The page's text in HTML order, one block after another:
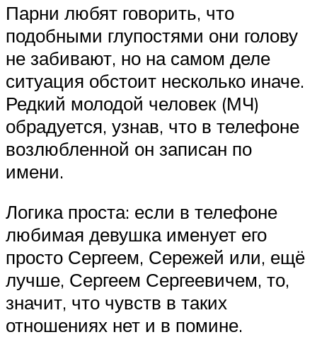
Парни любят говорить, что
подобными глупостями они голову
не забивают, но на самом деле
ситуация обстоит несколько иначе.
Редкий молодой человек (МЧ)
обрадуется, узнав, что в телефоне
возлюбленной он записан по
имени.
Логика проста: если в телефоне
любимая девушка именует его
просто Сергеем, Сережей или, ещё
лучше, Сергеем Сергеевичем, то,
значит, что чувств в таких
отношениях нет и в помине.